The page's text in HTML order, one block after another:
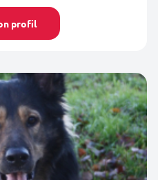
profil